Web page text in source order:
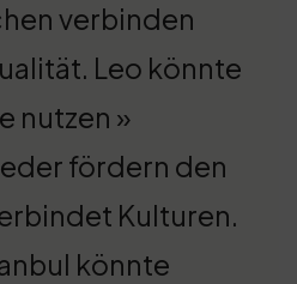
verbinden
Leo könnte
nutzen »
fördern den
Kulturen.
könnte